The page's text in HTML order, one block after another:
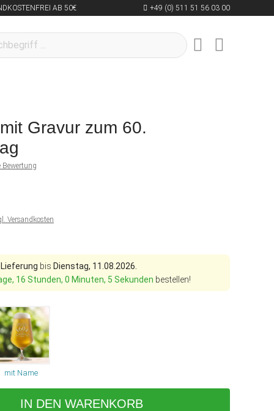
AB 50€ +49 (0) 511 51 56 03 00
Gravur zum 60.
Bewertung
Versandkosten
bis Dienstag, 11.08.2026.
16 Stunden, 0 Minuten, 4 Sekunden bestellen!
mit Name
IN DEN WARENKORB